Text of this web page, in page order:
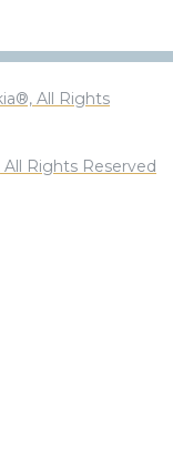
All Rights
Rights Reserved